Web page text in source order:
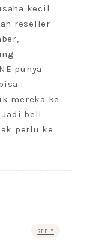
kecil
reseller
punya
mereka ke
beli
perlu ke
REPLY